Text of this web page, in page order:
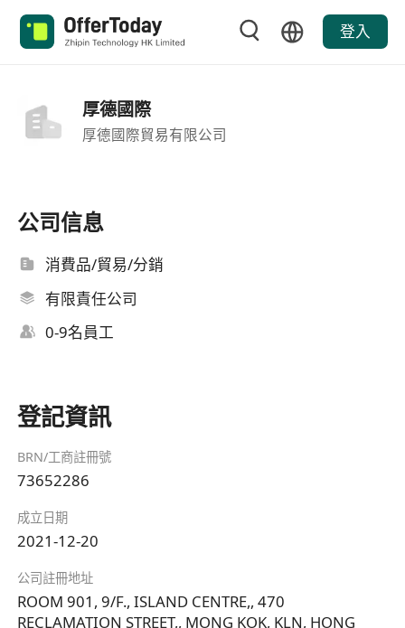
登入
厚德國際
厚德國際貿易有限公司
公司信息
消費品/貿易/分銷
有限責任公司
0-9名員工
登記資訊
BRN/工商註冊號
73652286
成立日期
2021-12-20
公司註冊地址
ROOM 901, 9/F., ISLAND CENTRE,, 470
RECLAMATION STREET,, MONG KOK, KLN, HONG